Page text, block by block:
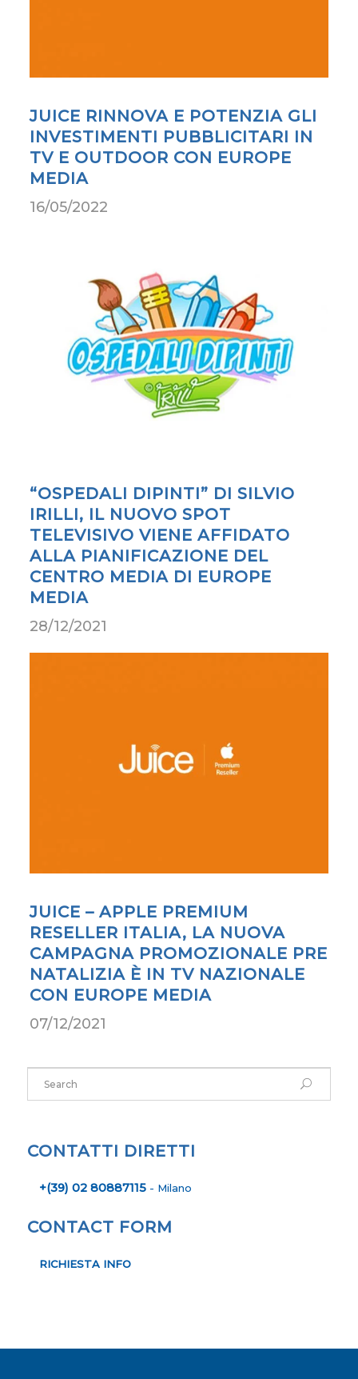
JUICE RINNOVA E POTENZIA GLI
INVESTIMENTI PUBBLICITARI IN
TV E OUTDOOR CON EUROPE
MEDIA
16/05/2022
“OSPEDALI DIPINTI” DI SILVIO
IRILLI, IL NUOVO SPOT
TELEVISIVO VIENE AFFIDATO
ALLA PIANIFICAZIONE DEL
CENTRO MEDIA DI EUROPE
MEDIA
28/12/2021
JUICE – APPLE PREMIUM
RESELLER ITALIA, LA NUOVA
CAMPAGNA PROMOZIONALE PRE
NATALIZIA È IN TV NAZIONALE
CON EUROPE MEDIA
07/12/2021
CONTATTI DIRETTI
+(39) 02 80887115- Milano
CONTACT FORM
RICHIESTA INFO